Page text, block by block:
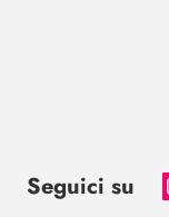
Seguici su